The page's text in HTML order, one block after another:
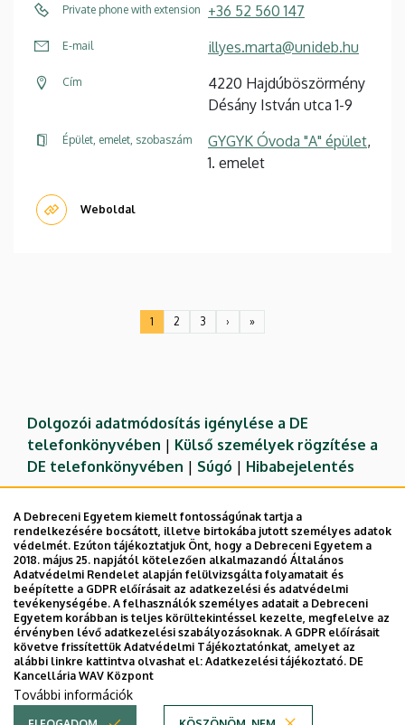
Private phone with extension +36 52 560 147
E-mail illyes.marta@unideb.hu
Cím
4220 Hajdúböszörmény
Désány István utca 1-9
Épület, emelet, szobaszám GYGYK Óvoda "A" épület,
1. emelet
Weboldal
Jelenlegi
1
Oldal
2
Oldal
3
Következő
›
Utolsó
»
Dolgozói adatmódosítás igénylése a DE
telefonkönyvében | Külső személyek rögzítése a
DE telefonkönyvében | Súgó | Hibabejelentés
Adatvédelem
Adatvédelem
A Debreceni Egyetem kiemelt fontosságúnak tartja a
rendelkezésére bocsátott, illetve birtokába jutott személyes adatok
védelmét. Ezúton tájékoztatjuk Önt, hogy a Debreceni Egyetem a
2018. május 25. napjától kötelezően alkalmazandó Általános
Adatvédelmi Rendelet alapján felülvizsgálta folyamatait és
beépítette a GDPR előírásait az adatkezelési és adatvédelmi
tevékenységébe. A felhasználók személyes adatait a Debreceni
Egyetem korábban is teljes körültekintéssel kezelte, megfelelve az
érvényben lévő adatkezelési szabályozásoknak. A GDPR előírásait
követve frissítettük Adatvédelmi Tájékoztatónkat, amelyet az
alábbi linkre kattintva olvashat el: Adatkezelési tájékoztató. DE
Kancellária WAV Központ
További információk